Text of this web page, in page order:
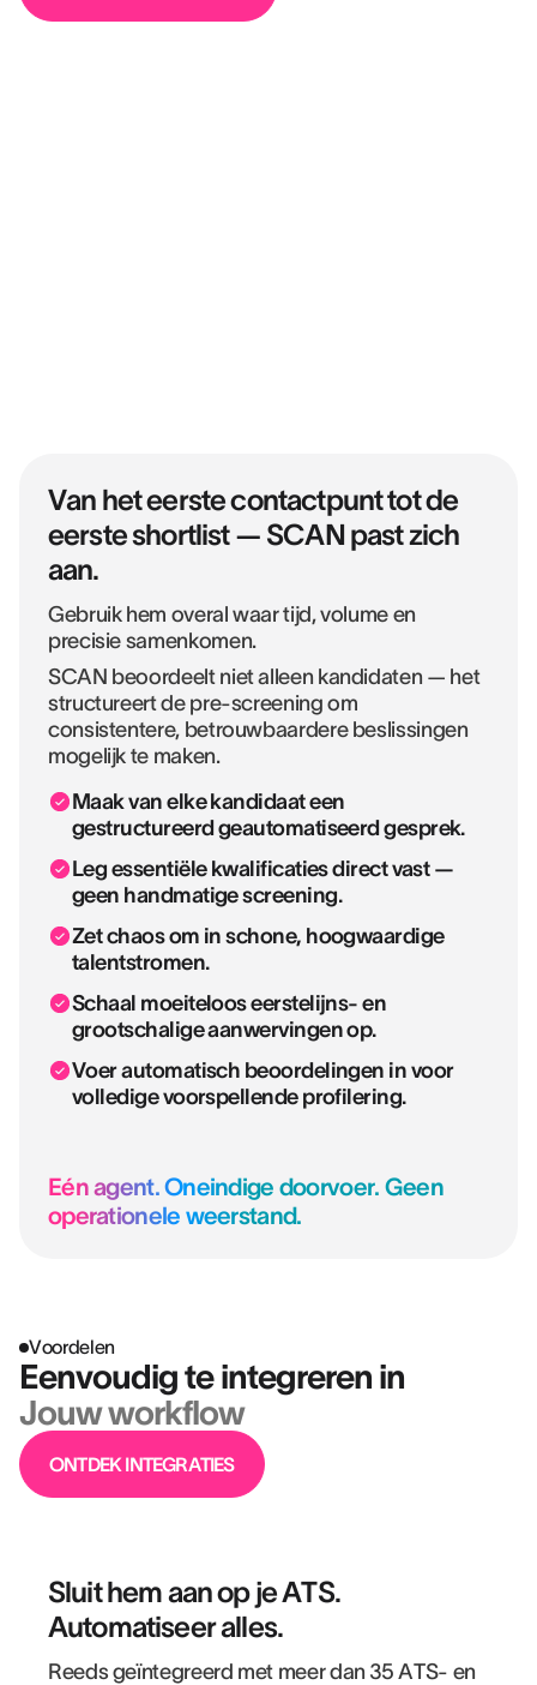
Van het eerste contactpunt tot de
eerste shortlist — SCAN past zich
aan.
Gebruik hem overal waar tijd, volume en
precisie samenkomen.
SCAN beoordeelt niet alleen kandidaten — het
structureert de pre-screening om
consistentere, betrouwbaardere beslissingen
mogelijk te maken.
Maak van elke kandidaat een
gestructureerd geautomatiseerd gesprek.
Leg essentiële kwalificaties direct vast —
geen handmatige screening.
Zet chaos om in schone, hoogwaardige
talentstromen.
Schaal moeiteloos eerstelijns- en
grootschalige aanwervingen op.
Voer automatisch beoordelingen in voor
volledige voorspellende profilering.
Eén agent. Oneindige doorvoer. Geen
operationele weerstand.
Voordelen
Eenvoudig te integreren in
Jouw workflow
ONTDEK INTEGRATIES
Sluit hem aan op je ATS.
Automatiseer alles.
Reeds geïntegreerd met meer dan 35 ATS- en